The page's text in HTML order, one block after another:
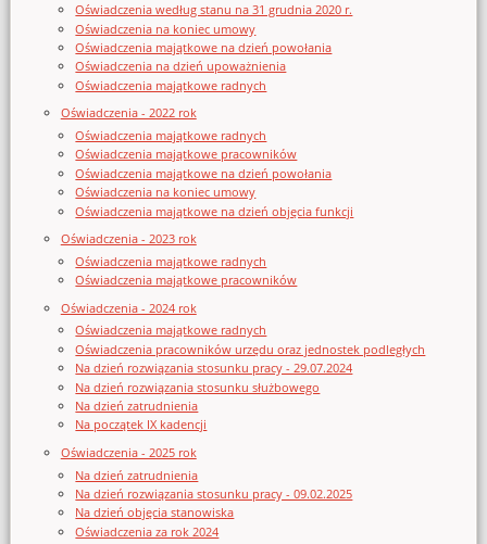
Oświadczenia według stanu na 31 grudnia 2020 r.
Oświadczenia na koniec umowy
Oświadczenia majątkowe na dzień powołania
Oświadczenia na dzień upoważnienia
Oświadczenia majątkowe radnych
Oświadczenia - 2022 rok
Oświadczenia majątkowe radnych
Oświadczenia majątkowe pracowników
Oświadczenia majątkowe na dzień powołania
Oświadczenia na koniec umowy
Oświadczenia majątkowe na dzień objęcia funkcji
Oświadczenia - 2023 rok
Oświadczenia majątkowe radnych
Oświadczenia majątkowe pracowników
Oświadczenia - 2024 rok
Oświadczenia majątkowe radnych
Oświadczenia pracowników urzędu oraz jednostek podległych
Na dzień rozwiązania stosunku pracy - 29.07.2024
Na dzień rozwiązania stosunku służbowego
Na dzień zatrudnienia
Na początek IX kadencji
Oświadczenia - 2025 rok
Na dzień zatrudnienia
Na dzień rozwiązania stosunku pracy - 09.02.2025
Na dzień objęcia stanowiska
Oświadczenia za rok 2024